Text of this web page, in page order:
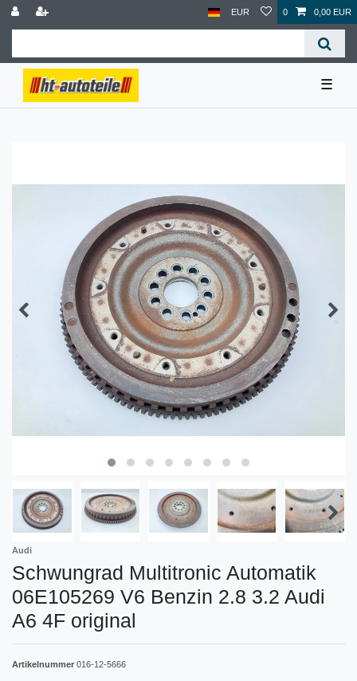
EUR 0 0,00 EUR
☰
Audi
Schwungrad Multitronic Automatik
06E105269 V6 Benzin 2.8 3.2 Audi
A6 4F original
Artikelnummer 016-12-5666